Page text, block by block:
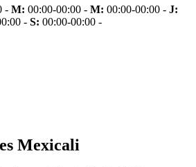
- M: 00:00-00:00 - M: 00:00-00:00 - J:
- S: 00:00-00:00 -
Mexicali